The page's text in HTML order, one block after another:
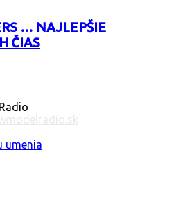
… NAJLEPŠIE
ČIAS
umenia